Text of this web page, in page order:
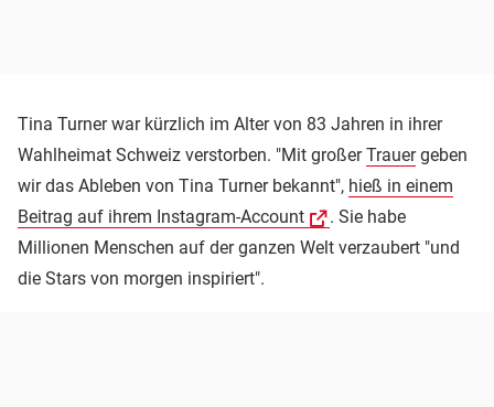
Tina Turner war kürzlich im Alter von 83 Jahren in ihrer
Wahlheimat Schweiz verstorben. "Mit großerTrauergeben
wir das Ableben von Tina Turner bekannt", hieß in einem
Beitrag auf ihrem Instagram-Account
. Sie habe
Millionen Menschen auf der ganzen Welt verzaubert "und
die Stars von morgen inspiriert".